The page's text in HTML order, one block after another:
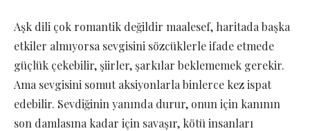
Aşk dili çok romantik değildir maalesef, haritada başka
etkiler almıyorsa sevgisini sözcüklerle ifade etmede
güçlük çekebilir, şiirler, şarkılar beklememek gerekir.
Ama sevgisini somut aksiyonlarla binlerce kez ispat
edebilir. Sevdiğinin yanında durur, onun için kanının
son damlasına kadar için savaşır, kötü insanları